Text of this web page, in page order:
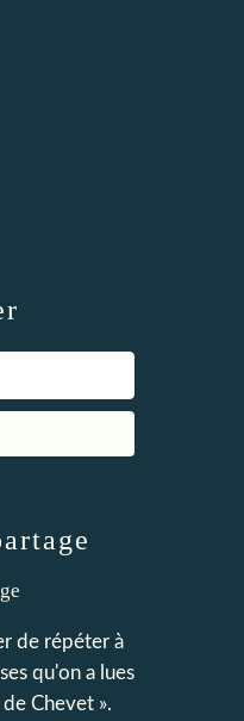
de répéter à
qu'on a lues
Chevet ».